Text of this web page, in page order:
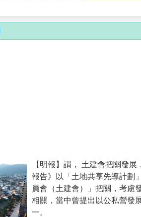
【明報】謂， 土建會把關發
報告》以「土地共享先導計劃
員會（土建會）」把關，考慮
相關，當中曾提出以公私營發
一。